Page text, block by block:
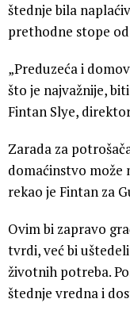
štednje bila
prethodne stope
„Preduzeća i
što je najvažnije,
Fintan Slye,
Zarada za
domaćinstvo može
rekao je Fintan za
Ovim bi zapravo
tvrdi, već bi
životnih potreba.
štednje vredna i